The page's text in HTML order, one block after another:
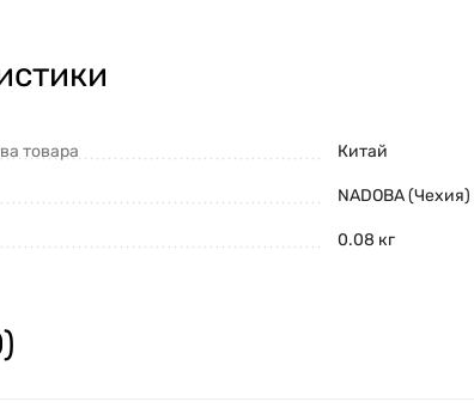
товара Китай
NADOBA (Чехия)
0.08 кг